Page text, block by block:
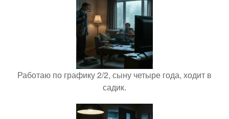
Работаю по графику 2/2, сыну четыре года, ходит в
садик.